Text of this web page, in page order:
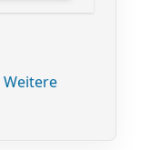
Weitere